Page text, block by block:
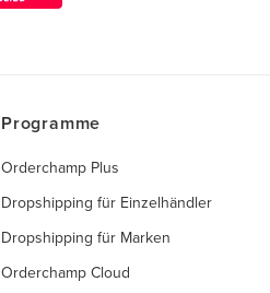
Programme
Orderchamp Plus
Dropshipping für Einzelhändler
Dropshipping für Marken
Orderchamp Cloud